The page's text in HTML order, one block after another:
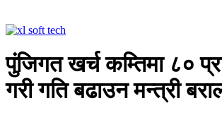
पुंजिगत खर्च कम्तिमा ८०
गरी गति बढाउन मन्त्री